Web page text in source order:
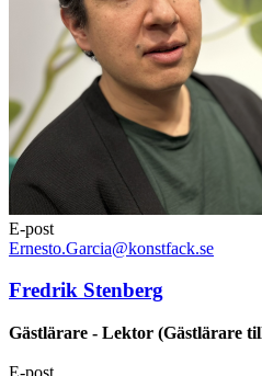
E-post
Ernesto.Garcia@konstfack.se
Fredrik Stenberg
Gästlärare - Lektor (Gästlärare
E-post